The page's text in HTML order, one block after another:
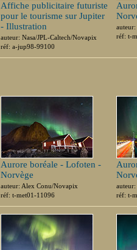
Affiche publicitaire futuriste
pour le tourisme sur Jupiter
- Illustration
auteur: Nasa/JPL-Caltech/Novapix
réf: a-jup98-99100
réf: t-
Aurore boréale - Lofoten -
Norvège
auteur: Alex Conu/Novapix
réf: t-met01-11096
réf: t-